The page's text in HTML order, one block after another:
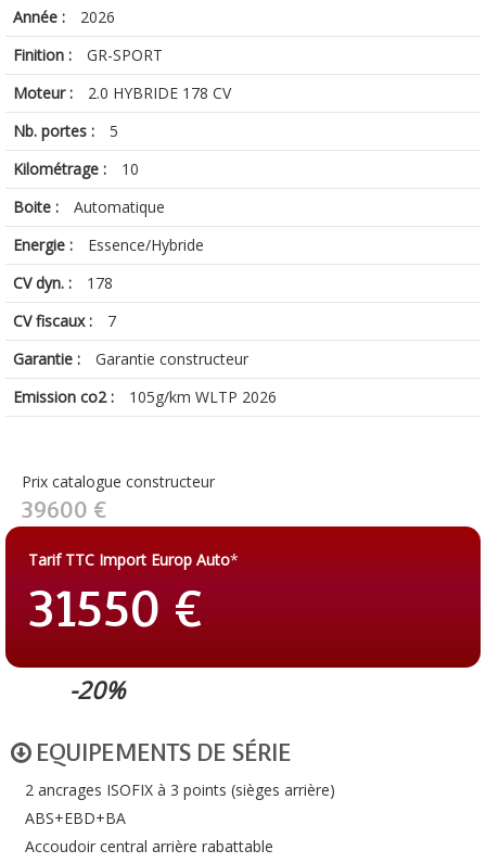
Année :
2026
Finition :
GR-SPORT
Moteur :
2.0 HYBRIDE 178 CV
Nb. portes :
5
Kilométrage :
10
Boite :
Automatique
Energie :
Essence/Hybride
CV dyn. :
178
CV fiscaux :
7
Garantie :
Garantie constructeur
Emission co2 :
105g/km WLTP 2026
Prix catalogue constructeur
39600 €
Tarif TTC Import Europ Auto*
31550 €
-20%
EQUIPEMENTS DE SÉRIE
2 ancrages ISOFIX à 3 points (sièges arrière)
ABS+EBD+BA
Accoudoir central arrière rabattable